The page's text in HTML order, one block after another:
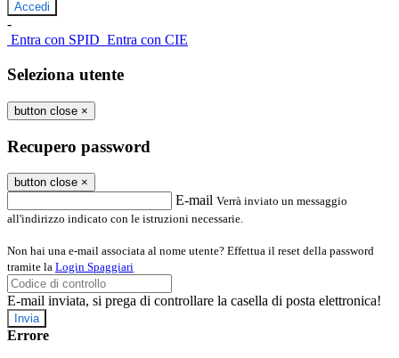
-
Entra con SPID Entra con CIE
Seleziona utente
button close ×
Recupero password
button close ×
E-mail Verrà inviato un messaggio
all'indirizzo indicato con le istruzioni necessarie.
Non hai una e-mail associata al nome utente? Effettua il reset della password
tramite la Login Spaggiari
E-mail inviata, si prega di controllare la casella di posta elettronica!
Errore